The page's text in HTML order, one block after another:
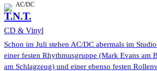
AC/DC
T.N.T.
CD & Vinyl
Schon im Juli stehen AC/DC abermals im
einer festen Rhythmusgruppe (Mark Evans am
am Schlagzeug) und einer ebenso festen